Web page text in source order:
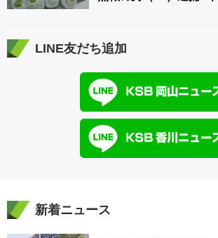
LINE友だち追加
新着ニュース